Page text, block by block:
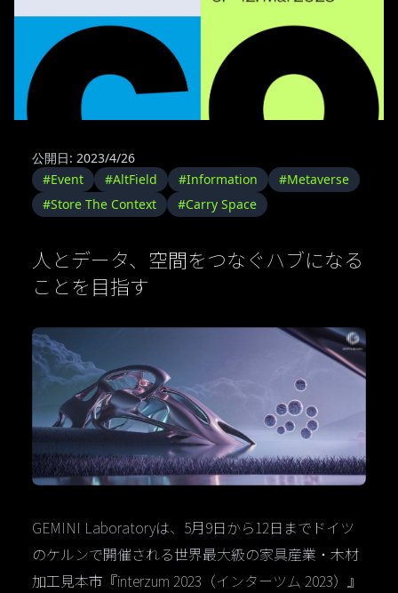
公開日: 2023/4/26
#Event
#AltField #Information
#Metaverse
#Store The Context
#Carry Space
人とデータ、空間をつなぐハブになる
ことを目指す
GEMINI Laboratoryは、5月9日から12日までドイツ
のケルンで開催される世界最大級の家具産業・木材
加工見本市『interzum 2023（インターツム 2023）』